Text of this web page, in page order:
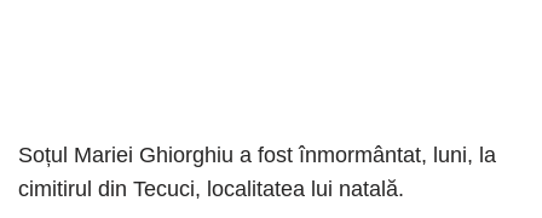
Soțul Mariei Ghiorghiu a fost înmormântat, luni, la
cimitirul din Tecuci, localitatea lui natală.